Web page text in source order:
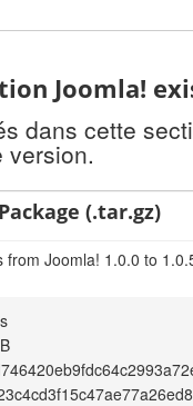
Joomla!
dans cette
version.
(.tar.gz)
Joomla! 1.0.0 to